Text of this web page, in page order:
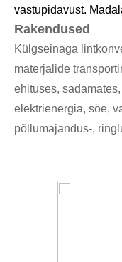
vastupidavust.
Rakendused
Külgseinaga
materjalide
ehituses,
elektrienergia, söe,
põllumajandus-,